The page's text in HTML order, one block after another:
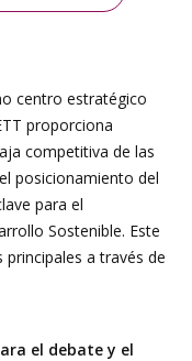
centro estratégico
proporciona
competitiva de las
posicionamiento del
para el
Sostenible. Este
a través de
el debate y el